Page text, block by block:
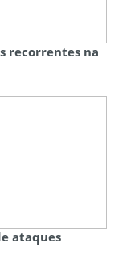
recorrentes na
ataques